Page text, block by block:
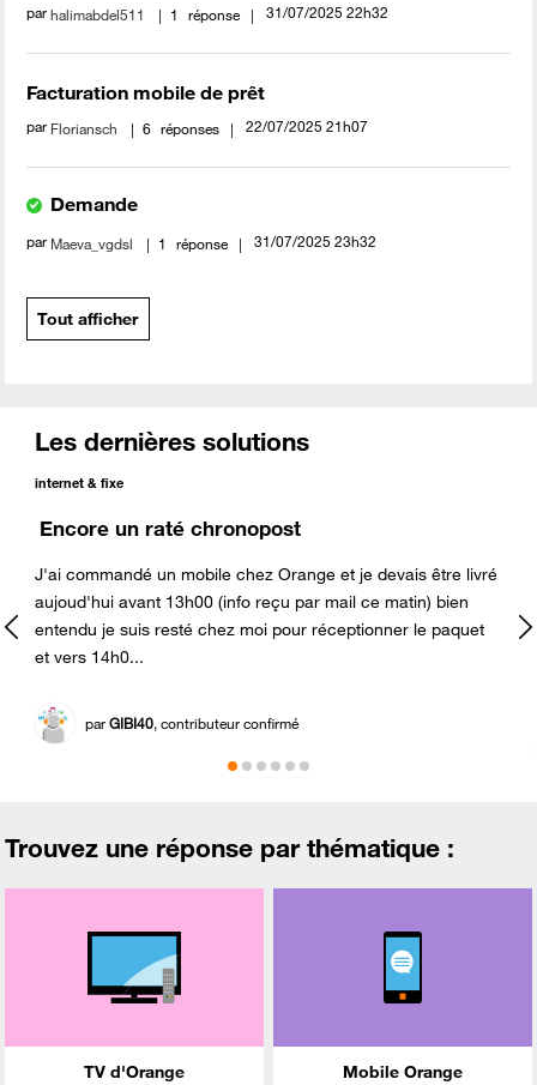
parhalimabdel511 1 réponse ‎31/07/2025 22h32
Facturation mobile de prêt
par Floriansch 6 réponses ‎22/07/2025 21h07
Demande
par Maeva_vgdsl 1 réponse ‎31/07/2025 23h32
Tout afficher
Les dernières solutions
internet & fixe
Encore un raté chronopost
J'ai commandé un mobile chez Orange et je devais être livré
aujoud'hui avant 13h00 (info reçu par mail ce matin) bien
entendu je suis resté chez moi pour réceptionner le paquet
et vers 14h0...
parGIBI40, contributeur confirmé
Trouvez une réponse par thématique :
TV d'Orange Mobile Orange